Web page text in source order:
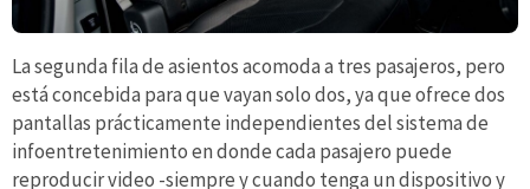
La segunda fila de asientos acomoda a tres pasajeros, pero
está concebida para que vayan solo dos, ya que ofrece dos
pantallas prácticamente independientes del sistema de
infoentretenimiento en donde cada pasajero puede
reproducir video -siempre y cuando tenga un dispositivo y